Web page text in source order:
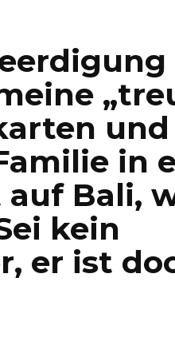
in
auf Bali,
kein
er ist